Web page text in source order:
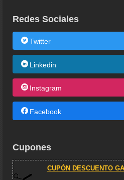
Redes Sociales
Twitter
Linkedin
Instagram
Facebook
Cupones
CUPÓN DESCUENTO